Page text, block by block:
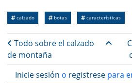
calzado botas características
Enlaces
Todo sobre el calzado
de montaña
Inicie sesión o registrese para